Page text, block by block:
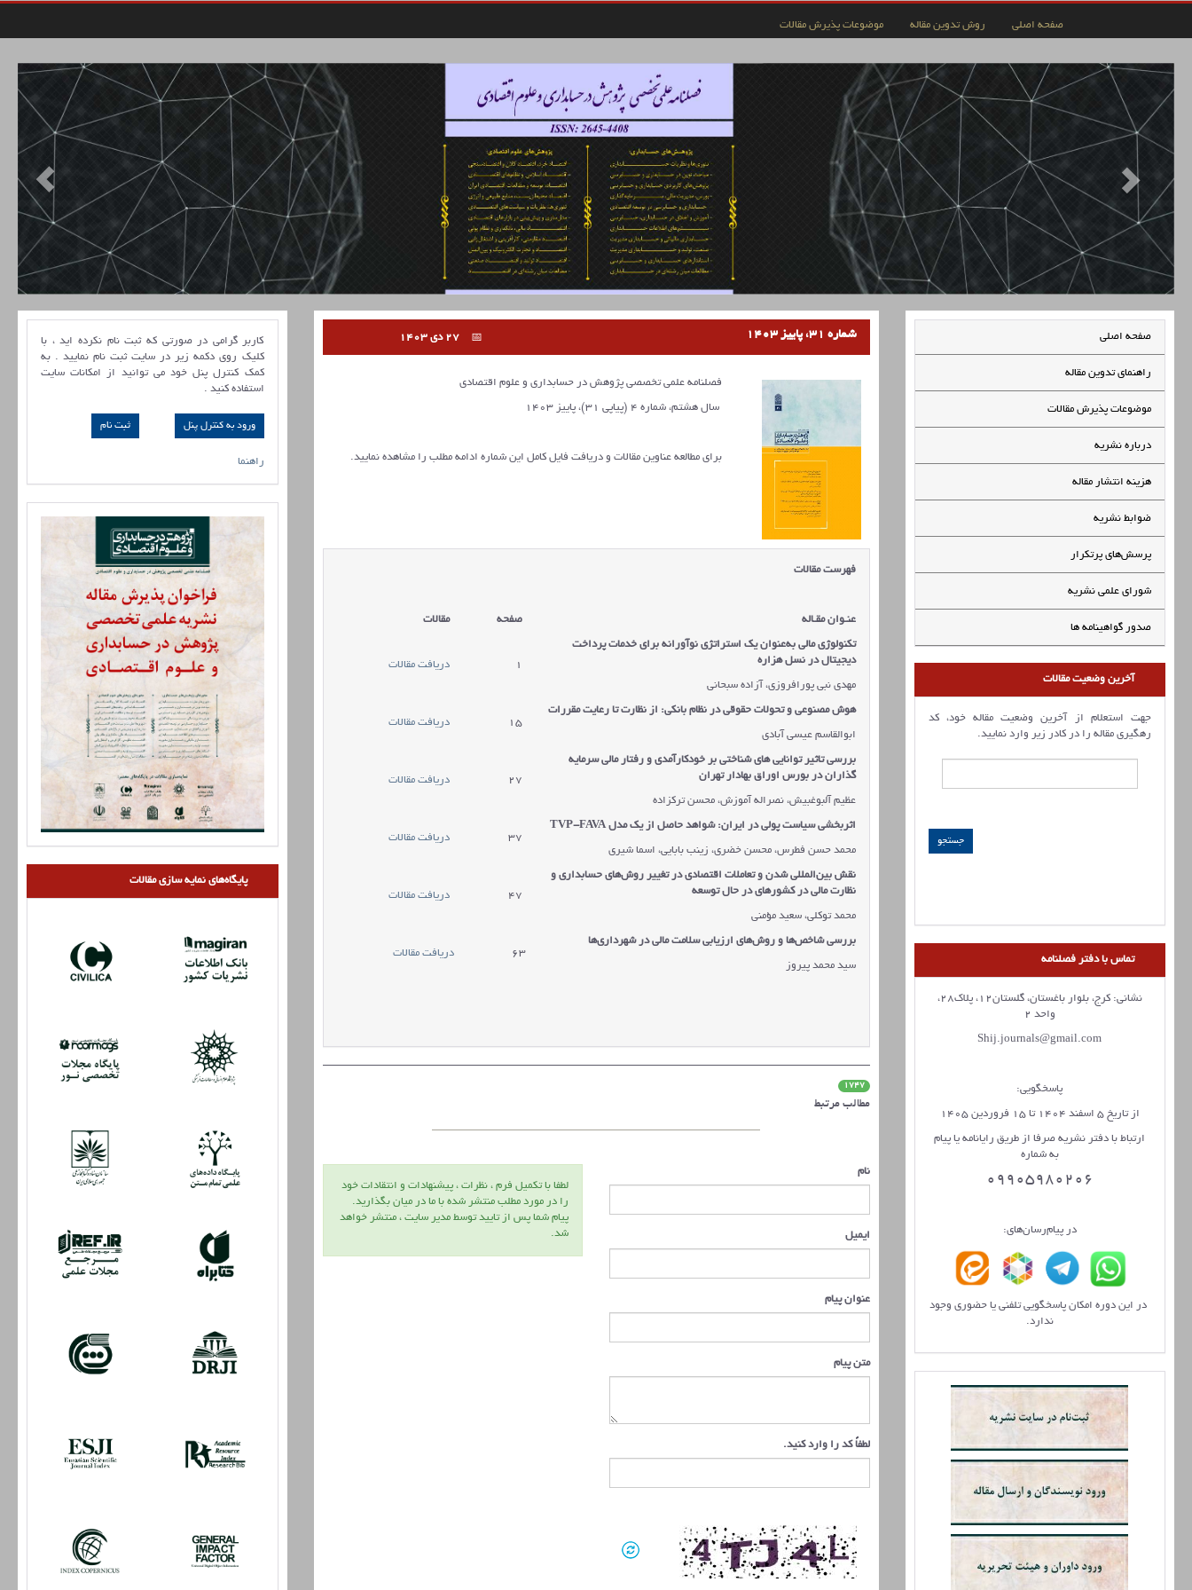
صفحه اصلی روش تدوین مقاله موضوعات پذیرش مقالات
صفحه اصلی
راهنمای تدوین مقاله
موضوعات پذیرش مقالات
درباره نشریه
هزینه انتشار مقاله
ضوابط نشریه
پرسش‌های پرتکرار
شورای علمی نشریه
صدور گواهینامه ها
آخرین وضعیت مقالات
جهت استعلام از آخرین وضعیت مقاله خود، کد
رهگیری مقاله را در کادر زیر وارد نمایید.
تماس با دفتر فصلنامه
نشانی: کرج، بلوار باغستان، گلستان12، پلاک28،
واحد 2
Shij.journals@gmail.com
پاسخگویی:
از تاریخ 5 اسفند 1404 تا 15 فروردین 1405
ارتباط با دفتر نشریه صرفا از طریق رایانامه یا پیام
به شماره
09905980206
در پیام‌رسان‌های:
در این دوره امکان پاسخگویی تلفنی یا حضوری وجود
ندارد.
شماره 31، پاییز 1403
فصلنامه علمی تخصصی پژوهش در حسابداری و علوم اقتصادی
سال هشتم، شماره 4 (پیاپی 31)، پاییز 1403
برای مطالعه عناوین مقالات و دریافت فایل کامل این شماره ادامه مطلب را مشاهده نمایید.
فهرست مقالات
عنـوان مقـاله صفحه مقالات
تکنولوژی مالی به‌عنوان یک استراتژی نوآورانه برای خدمات پرداخت
دیجیتال در نسل هزاره
1
دریافت مقالات
مهدی نبی پورافروزی، آزاده سبحانی
هوش مصنوعی و تحولات حقوقی در نظام بانکی: از نظارت تا رعایت مقررات
15
دریافت مقالات
ابوالقاسم عیسی آبادی
بررسی تاثیر توانایی های شناختی بر خودکارآمدی و رفتار مالی سرمایه
گذاران در بورس اوراق بهادار تهران
27
دریافت مقالات
عظیم آلبوغبیش، نصراله آموزش، محسن ترکزاده
اثربخشی سیاست پولی در ایران: شواهد حاصل از یک مدلTVP-FAVA
37
دریافت مقالات
محمد حسن فطرس، محسن خضری، زینب بابایی، اسما شیری
نقش بینالمللی شدن و تعاملات اقتصادی در تغییر روش‌های حسابداری و
نظارت مالی در کشورهای در حال توسعه
47
دریافت مقالات
محمد توکلی، سعید مؤمنی
بررسی شاخص‌ها و روش‌های ارزیابی سلامت مالی در شهرداری‌ها
63
دریافت مقالات
سید محمد پیروز
1747
مطالب مرتبط
لطفا با تكميل فرم ، نظرات ، پيشنهادات و انتقادات خود
را در مورد مطلب منتشر شده با ما در ميان بگذاريد.
پيام شما پس از تاييد توسط مدير سايت ، منتشر خواهد
شد.
نام
ایمیل
عنوان پیام
متن پیام
لطفاً کد را وارد کنید.
کاربر گرامی در صورتی که ثبت نام نکرده اید ، با
کلیک روی دکمه زیر در سایت ثبت نام نمایید . به
کمک کنترل پنل خود می توانید از امکانات سایت
استفاده کنید .
ورود به کنترل پنل
راهنما
پایگاه‌های نمایه سازی مقالات